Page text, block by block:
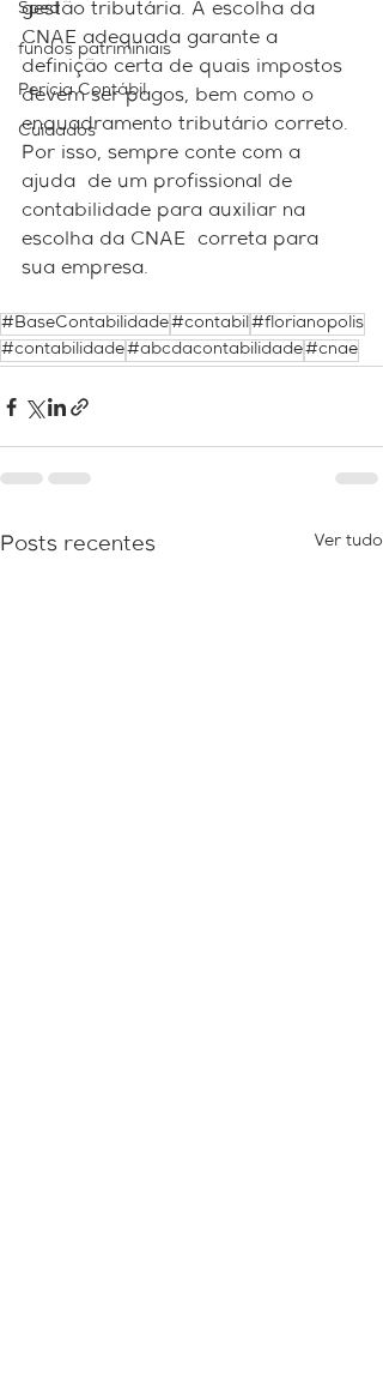
Sped
fundos patriminiais
Perícia Contábil
Cuidados
gestão tributária. A escolha da
CNAE adequada garante a
definição certa de quais impostos
devem ser pagos, bem como o
enquadramento tributário correto.
Por isso, sempre conte com a
ajuda  de um profissional de
contabilidade para auxiliar na
escolha da CNAE  correta para
sua empresa.
#BaseContabilidade#contabil#florianopolis
#contabilidade#abcdacontabilidade#cnae
Posts recentes Ver tudo